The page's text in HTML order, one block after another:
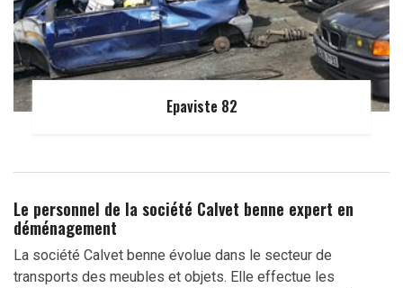
Epaviste 82
Le personnel de la société Calvet benne expert en
déménagement
La société Calvet benne évolue dans le secteur de
transports des meubles et objets. Elle effectue les